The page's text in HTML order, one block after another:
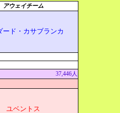
アウェイチーム
ード・カサブランカ
37,446人
ユベントス